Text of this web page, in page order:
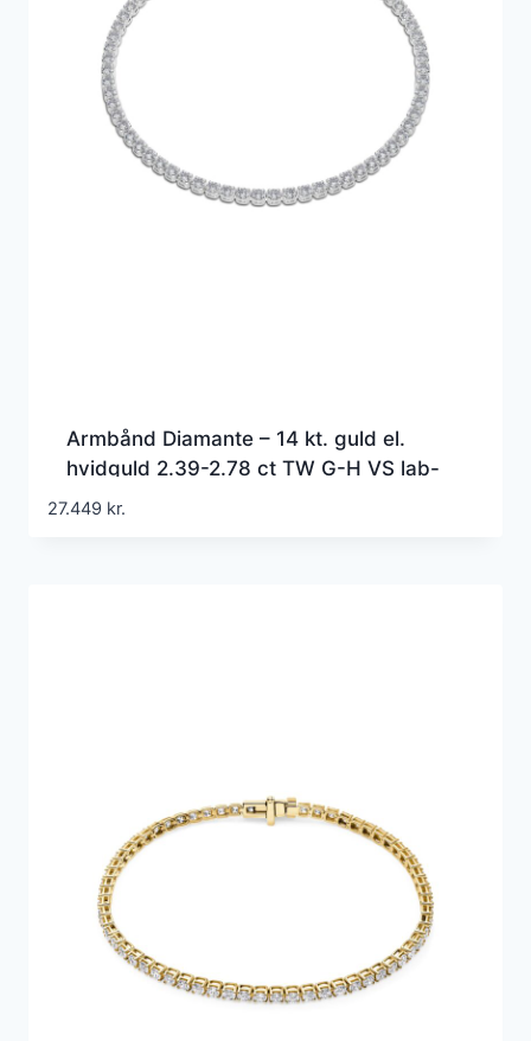
Armbånd Diamante – 14 kt. guld el.
hvidguld 2.39-2.78 ct TW G-H VS lab-
grown diamanter
27.449 kr.